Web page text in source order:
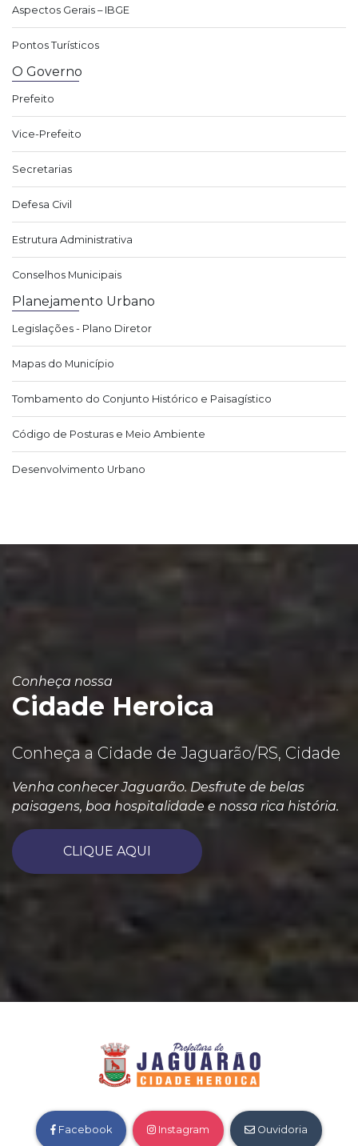
Aspectos Gerais – IBGE
Pontos Turísticos
O Governo
Prefeito
Vice-Prefeito
Secretarias
Defesa Civil
Estrutura Administrativa
Conselhos Municipais
Planejamento Urbano
Legislações - Plano Diretor
Mapas do Município
Tombamento do Conjunto Histórico e Paisagístico
Código de Posturas e Meio Ambiente
Desenvolvimento Urbano
Conheça nossa
Cidade Heroica
Conheça a Cidade de Jaguarão/RS, Cidade
Venha conhecer Jaguarão. Desfrute de belas
paisagens, boa hospitalidade e nossa rica história.
CLIQUE AQUI
Facebook Instagram Ouvidoria